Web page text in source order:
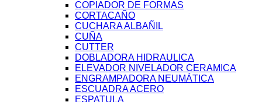
COPIADOR DE FORMAS
CORTACAÑO
CUCHARA ALBAÑIL
CUÑA
CUTTER
DOBLADORA HIDRAULICA
ELEVADOR NIVELADOR CERAMICA
ENGRAMPADORA NEUMÁTICA
ESCUADRA ACERO
ESPATULA